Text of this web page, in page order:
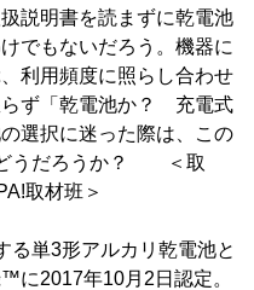
説明書を読まずに乾電池
でもないだろう。機器に
利用頻度に照らし合わせ
ず「乾電池か？ 充電式
選択に迷った際は、この
どうだろうか？ ＜取
取材班＞
る単3形アルカリ乾電池と
に2017年10月2日認定。